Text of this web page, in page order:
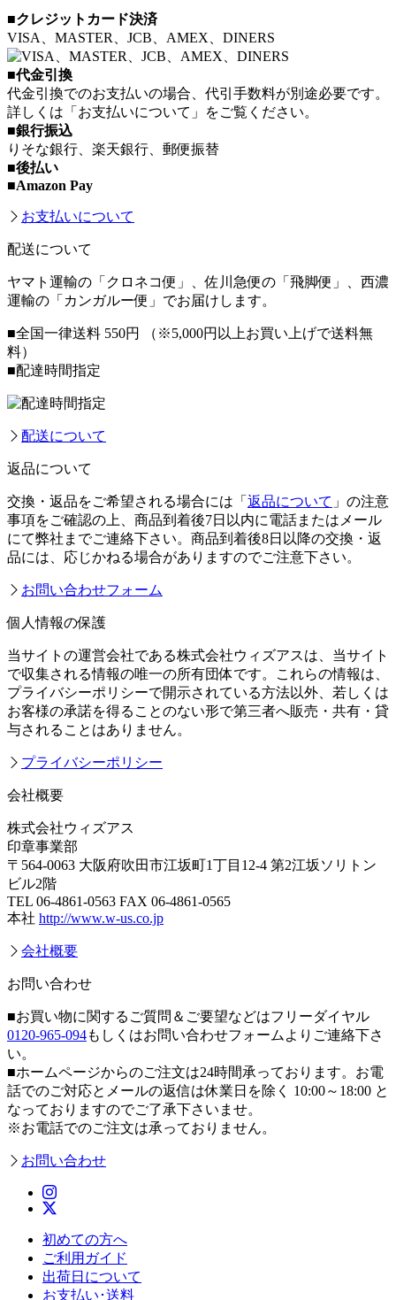
■クレジットカード決済
VISA、MASTER、JCB、AMEX、DINERS
■代金引換
代金引換でのお支払いの場合、代引手数料が別途必要です。
詳しくは「お支払いについて」をご覧ください。
■銀行振込
りそな銀行、楽天銀行、郵便振替
■後払い
■Amazon Pay
お支払いについて
配送について
ヤマト運輸の「クロネコ便」、佐川急便の「飛脚便」、西濃
運輸の「カンガルー便」でお届けします。
■全国一律送料 550円
（※5,000円以上お買い上げで送料無
料）
■配達時間指定
配送について
返品について
交換・返品をご希望される場合には「 返品について 」の注意
事項をご確認の上、商品到着後7日以内に電話またはメール
にて弊社までご連絡下さい。商品到着後8日以降の交換・返
品には、応じかねる場合がありますのでご注意下さい。
お問い合わせフォーム
個人情報の保護
当サイトの運営会社である株式会社ウィズアスは、当サイト
で収集される情報の唯一の所有団体です。これらの情報は、
プライバシーポリシーで開示されている方法以外、若しくは
お客様の承諾を得ることのない形で第三者へ販売・共有・貸
与されることはありません。
プライバシーポリシー
会社概要
株式会社ウィズアス
印章事業部
〒564-0063 大阪府吹田市江坂町1丁目12-4 第2江坂ソリトン
ビル2階
TEL 06-4861-0563 FAX 06-4861-0565
本社 http://www.w-us.co.jp
会社概要
お問い合わせ
■お買い物に関するご質問＆ご要望などはフリーダイヤル
0120-965-094もしくはお問い合わせフォームよりご連絡下さ
い。
■ホームページからのご注文は24時間承っております。お電
話でのご対応とメールの返信は休業日を除く 10:00～18:00 と
なっておりますのでご了承下さいませ。
※お電話でのご注文は承っておりません。
お問い合わせ
初めての方へ
ご利用ガイド
出荷日について
お支払い･送料